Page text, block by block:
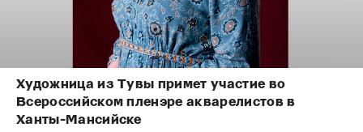
Художница из Тувы примет участие во
Всероссийском пленэре акварелистов в
Ханты-Мансийске